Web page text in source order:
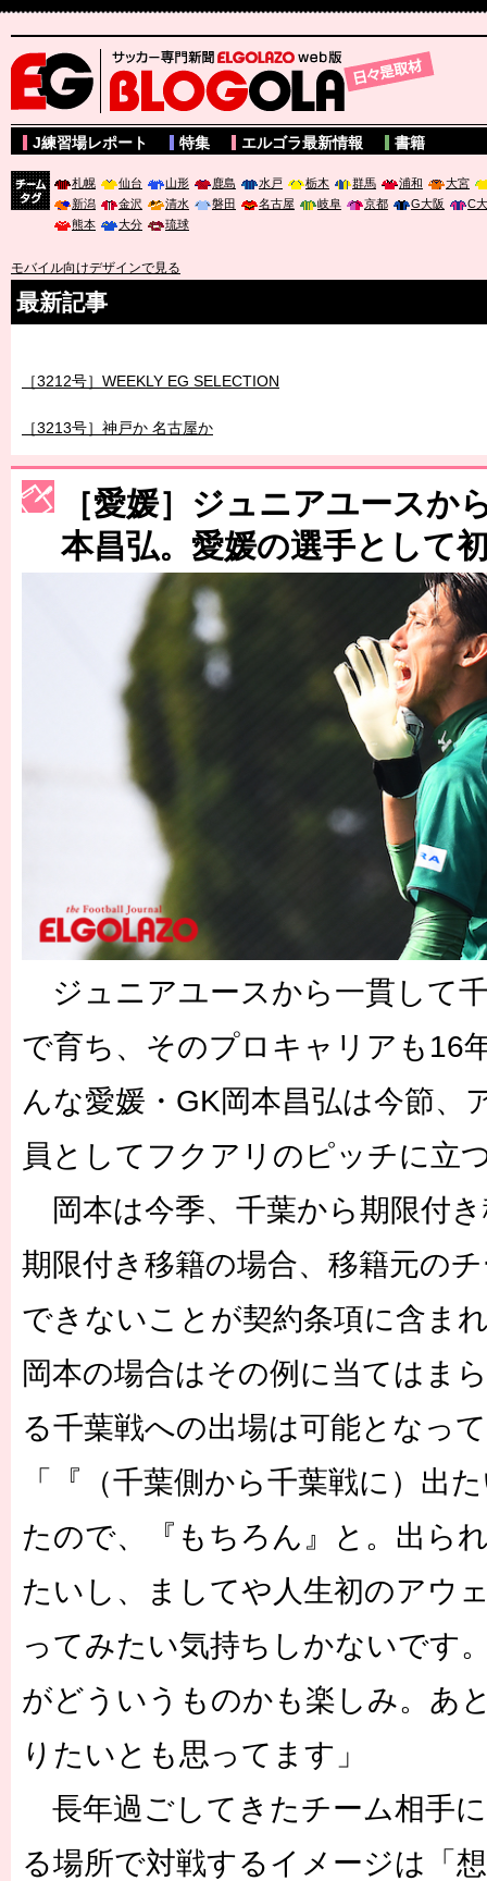
サッカー専門新聞ELGOLAZO web版 BLOGOLA
J練習場レポート 特集 エルゴラ最新情報 書籍
札幌 仙台 山形 鹿島 水戸 栃木 群馬 浦和
大宮
新潟
金沢 清水 磐田 名古屋 岐阜 京都 G大阪
C
熊本
大分 琉球
モバイル向けデザインで見る
最新記事
［3212号］WEEKLY EG SELECTION
［3213号］神戸か 名古屋か
［3214号］WEST制覇
［3215号］WEEKLY EG SELECTION
［3216号］行く末占うラストワン
［3217号］最高の景色へ出国
［3218号］WEEKLY EG SELECTION
［3220号］伝説の王者、黄金のシャーレ
［愛媛］ジュニアユースか
本昌弘。愛媛の選手として
ジュニアユースから一貫して
で育ち、そのプロキャリアも16
んな愛媛・GK岡本昌弘は今節、
員としてフクアリのピッチに立
岡本は今季、千葉から期限付
期限付き移籍の場合、移籍元の
できないことが契約条項に含ま
岡本の場合はその例に当てはま
る千葉戦への出場は可能となっ
「『（千葉側から千葉戦に）出
たので、『もちろん』と。出ら
たいし、ましてや人生初のアウ
ってみたい気持ちしかないです
がどういうものかも楽しみ。あ
りたいとも思ってます」
長年過ごしてきたチーム相手
る場所で対戦するイメージは「